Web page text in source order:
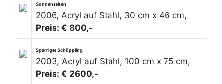
Sonnenseiten
2006, Acryl auf Stahl, 30 cm x 46 cm,
Preis: € 800,-
Sparriger Schüppling
2003, Acryl auf Stahl, 100 cm x 75 cm,
Preis: € 2600,-